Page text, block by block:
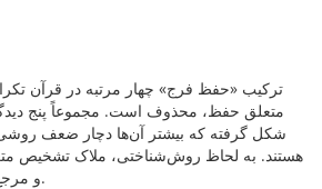
ترکیب «حفظ فرج» چهار مرتبه در قرآن
متعلق حفظ، محذوف است. مجموعاً پنج
شکل گرفته که بیشتر آن‌ها دچار ضعف
هستند. به لحاظ روش‌شناختی، ملاک تشخیص
و مرجع تشخیص آن عرف است.